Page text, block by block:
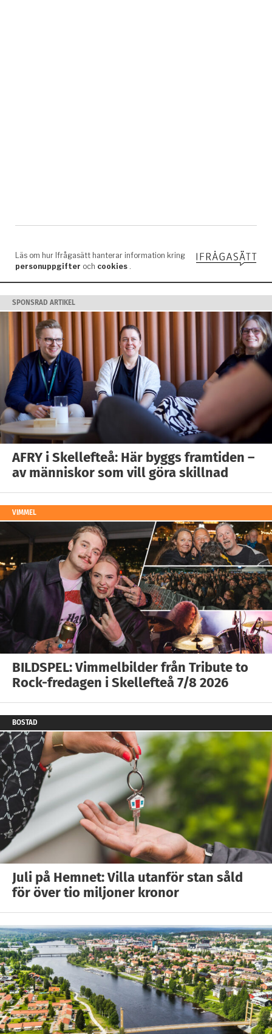
SPONSRAD ARTIKEL
AFRY i Skellefteå: Här byggs framtiden –
av människor som vill göra skillnad
VIMMEL
BILDSPEL: Vimmelbilder från Tribute to
Rock-fredagen i Skellefteå 7/8 2026
BOSTAD
Juli på Hemnet: Villa utanför stan såld
för över tio miljoner kronor